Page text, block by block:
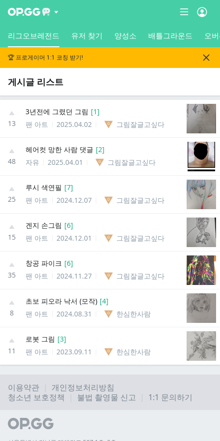
리그오브레전드 유저 찾기 양성소 배틀그라운드 오
🏆 프로게이머 1:1 코칭 받기!
게시글 리스트
13
3년전에 그렸던 그림 [1]
팬 아트
2025.04.02 그림잘글고싶다
48
헤어컷 망한 사람 댓글 [2]
자유
2025.04.01 그림잘글고싶다
25
루시 색연필 [7]
팬 아트
2024.12.07 그림잘글고싶다
15
겐지 손그림 [6]
팬 아트
2024.12.01 그림잘글고싶다
35
창공 파이크 [6]
팬 아트
2024.11.27 그림잘글고싶다
8
초보 피오라 낙서 (모작) [4]
팬 아트
2024.08.31 한심한사람
11
로봇 그림 [3]
팬 아트
2023.09.11 한심한사람
이용약관
개인정보처리방침
청소년 보호정책
불법 촬영물 신고 1:1 문의하기